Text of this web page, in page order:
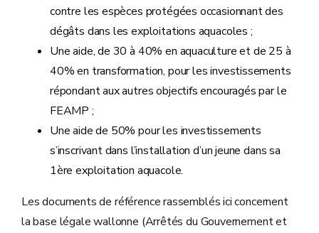
contre les espèces protégées occasionnant des
dégâts dans les exploitations aquacoles ;
Une aide, de 30 à 40% en aquaculture et de 25 à
40% en transformation, pour les investissements
répondant aux autres objectifs encouragés par le
FEAMP ;
Une aide de 50% pour les investissements
s’inscrivant dans l’installation d’un jeune dans sa
1ère exploitation aquacole.
Les documents de référence rassemblés ici concernent
la base légale wallonne (Arrêtés du Gouvernement et